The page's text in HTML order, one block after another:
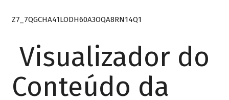
Z7_7QGCHA41LODH60A3OQA8RN14Q1
Visualizador do
Conteúdo da